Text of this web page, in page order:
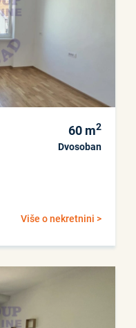
60 m2
Dvosoban
Više o nekretnini >